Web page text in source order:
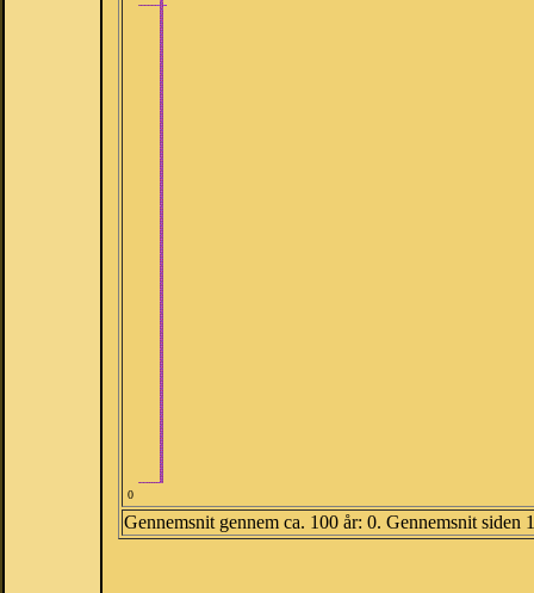
0
Gennemsnit gennem ca. 100 år: 0. Gennemsnit siden